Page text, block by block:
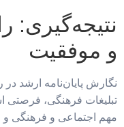
نتیجه‌گیری:
و موفقیت
نگارش پایان‌نامه ارشد
تبلیغات فرهنگی، فرصتی
مهم اجتماعی و فرهنگی و